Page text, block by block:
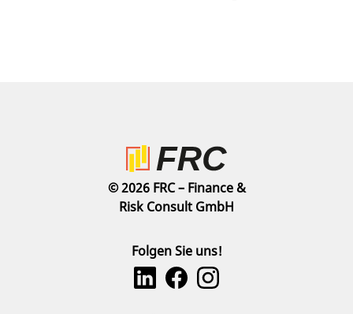
© 2026 FRC – Finance &
Risk Consult GmbH
Folgen Sie uns!